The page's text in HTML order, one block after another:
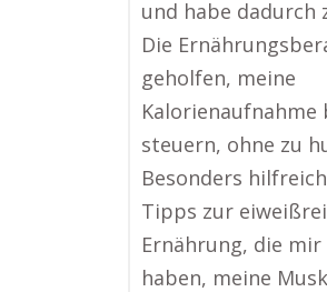
und habe dadurch
Die
geholfen, meine
Kalorienaufnahme
steuern, ohne zu
Besonders
Tipps zur
Ernährung, die
haben, meine